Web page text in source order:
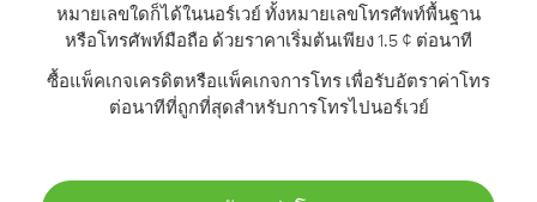
หมายเลขใดก็ได้ในนอร์เวย์ ทั้งหมายเลขโทรศัพท์พื้นฐาน
หรือโทรศัพท์มือถือ ด้วยราคาเริ่มต้นเพียง 1.5 ¢ ต่อนาที
ซื้อแพ็คเกจเครดิตหรือแพ็คเกจการโทร เพื่อรับอัตราค่าโทร
ต่อนาทีที่ถูกที่สุดสำหรับการโทรไปนอร์เวย์